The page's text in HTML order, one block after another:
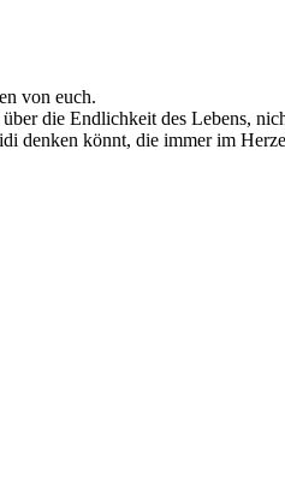
von euch.
die Endlichkeit des Lebens,
denken könnt, die immer im